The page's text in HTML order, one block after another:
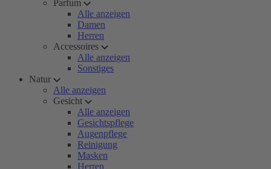
Parfum
Alle anzeigen
Damen
Herren
Accessoires
Alle anzeigen
Sonstiges
Natur
Alle anzeigen
Gesicht
Alle anzeigen
Gesichtspflege
Augenpflege
Reinigung
Masken
Herren